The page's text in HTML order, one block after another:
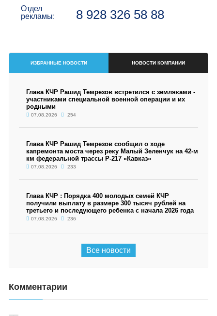
Отдел
рекламы:
8 928 326 58 88
ИЗБРАННЫЕ НОВОСТИ НОВОСТИ КОМПАНИИ
Глава КЧР Рашид Темрезов встретился с земляками -
участниками специальной военной операции и их
родными
07.08.2026 254
Глава КЧР Рашид Темрезов сообщил о ходе
капремонта моста через реку Малый Зеленчук на 42-м
км федеральной трассы Р-217 «Кавказ»
07.08.2026 233
Глава КЧР : Порядка 400 молодых семей КЧР
получили выплату в размере 300 тысяч рублей на
третьего и последующего ребенка с начала 2026 года
07.08.2026 236
Все новости
Комментарии